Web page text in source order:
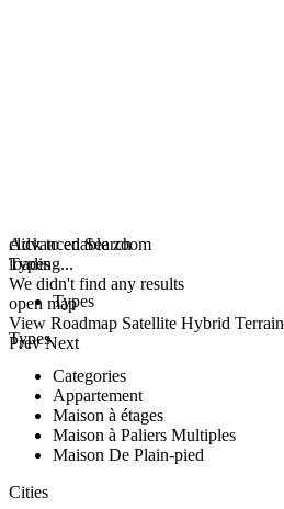
click to enable zoom
loading...
We didn't find any results
open map
View Roadmap Satellite Hybrid Terrain
Prev Next
Advanced Search
Types
Types
Types
Categories
Appartement
Maison à étages
Maison à Paliers Multiples
Maison De Plain-pied
Cities